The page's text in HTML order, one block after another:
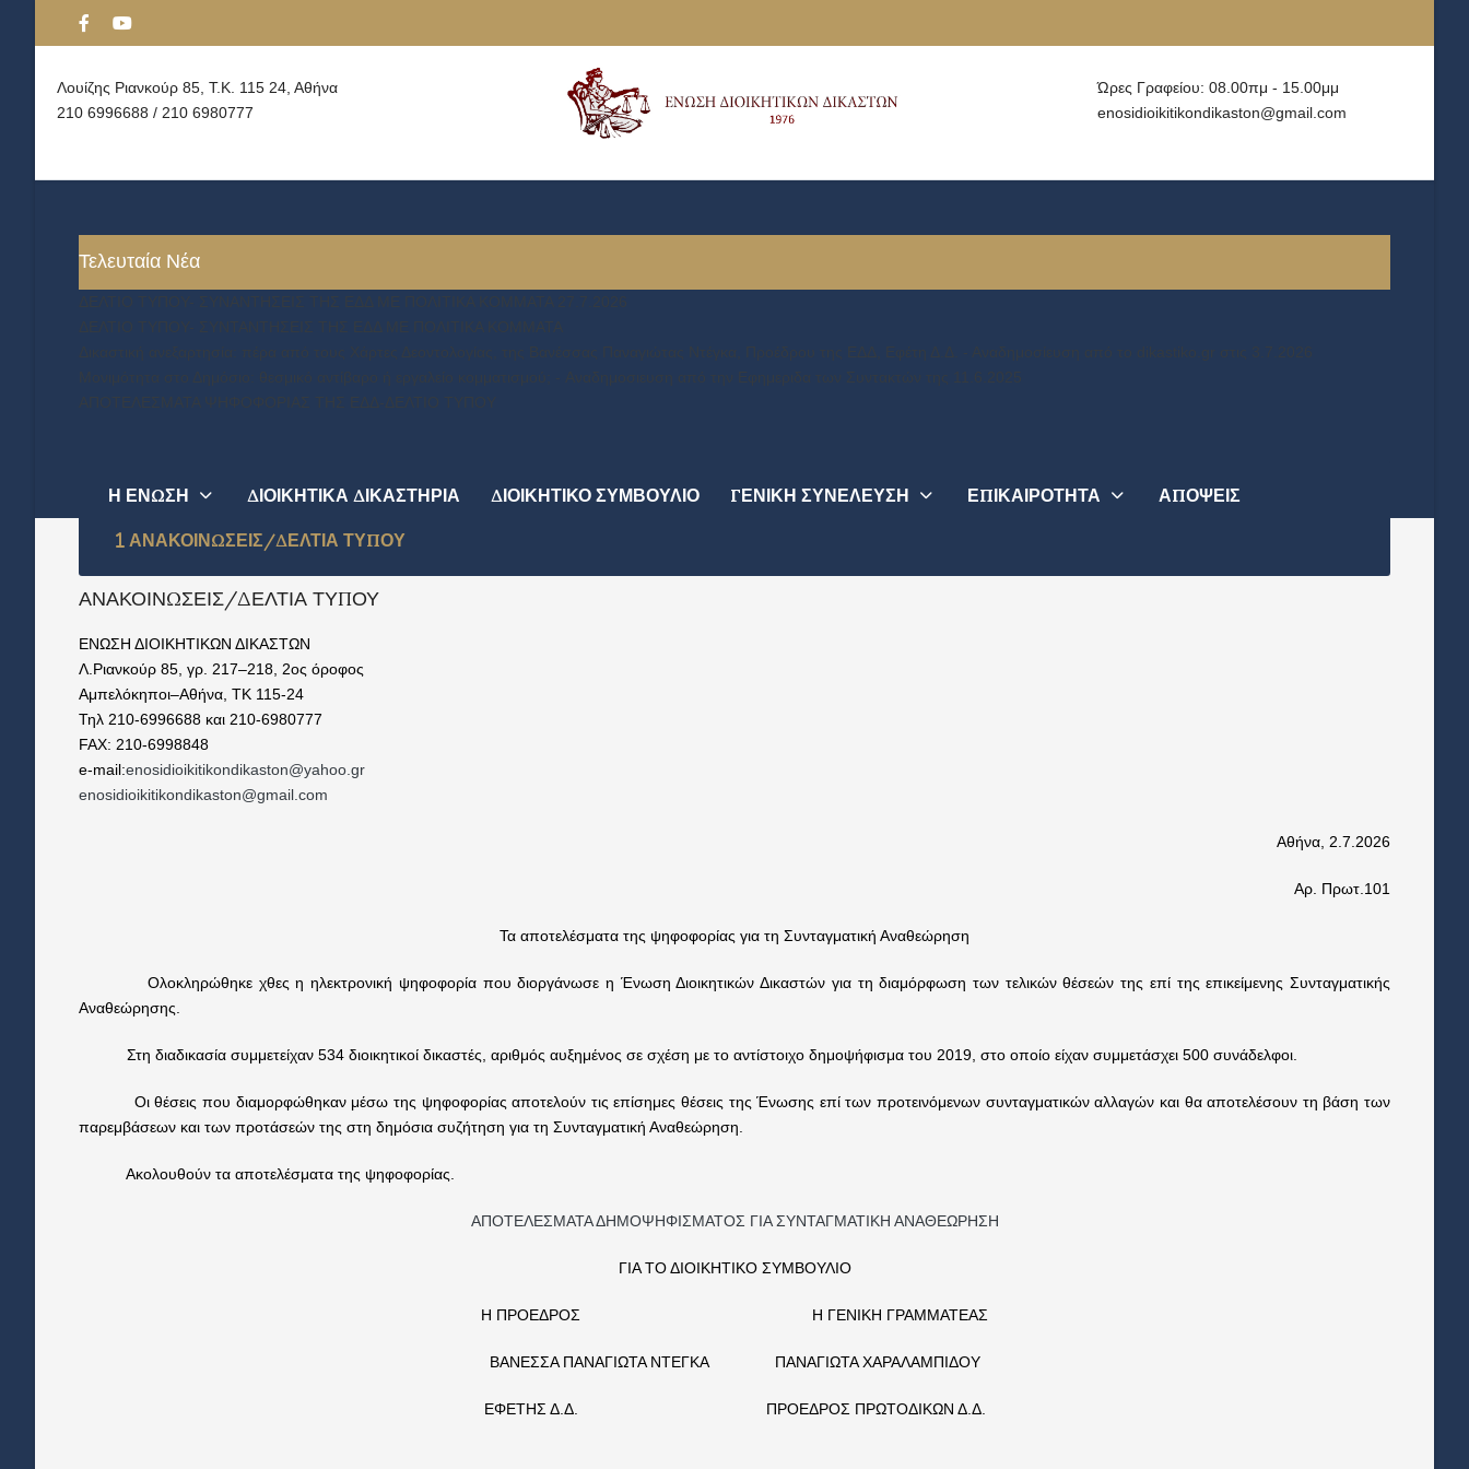
Λουίζης Ριανκούρ 85, Τ.Κ. 115 24, Αθήνα
210 6996688 / 210 6980777
Ώρες Γραφείου: 08.00πμ - 15.00μμ
enosidioikitikondikaston@gmail.com
Τελευταία Νέα
Η ΕΝΩΣΗ ΔΙΟΙΚΗΤΙΚΑ ΔΙΚΑΣΤΗΡΙΑ ΔΙΟΙΚΗΤΙΚΟ ΣΥΜΒΟΥΛΙΟ ΓΕΝΙΚΗ ΣΥΝΕΛΕΥΣΗ ΕΠΙΚΑΙΡΟΤΗΤΑ ΑΠΟΨΕΙΣ
ΑΝΑΚΟΙΝΩΣΕΙΣ/ΔΕΛΤΙΑ ΤΥΠΟΥ
ΑΝΑΚΟΙΝΩΣΕΙΣ/ΔΕΛΤΙΑ ΤΥΠΟΥ
ΕΝΩΣΗ ΔΙΟΙΚΗΤΙΚΩΝ ΔΙΚΑΣΤΩΝ
Λ.Ριανκούρ 85, γρ. 217–218, 2ος όροφος
Αμπελόκηποι–Αθήνα, ΤΚ 115-24
Τηλ 210-6996688 και 210-6980777
FAX: 210-6998848
e-mail:enosidioikitikondikaston@yahoo.gr
enosidioikitikondikaston@gmail.com
Αθήνα, 2.7.2026
Αρ. Πρωτ.101
Τα αποτελέσματα της ψηφοφορίας για τη Συνταγματική Αναθεώρηση
Ολοκληρώθηκε χθες η ηλεκτρονική ψηφοφορία που διοργάνωσε η Ένωση Διοικητικών Δικαστών για τη διαμόρφωση των τελικών θέσεών της επί της επικείμενης Συνταγματικής
Αναθεώρησης.
Στη διαδικασία συμμετείχαν 534 διοικητικοί δικαστές, αριθμός αυξημένος σε σχέση με το αντίστοιχο δημοψήφισμα του 2019, στο οποίο είχαν συμμετάσχει 500 συνάδελφοι.
Οι θέσεις που διαμορφώθηκαν μέσω της ψηφοφορίας αποτελούν τις επίσημες θέσεις της Ένωσης επί των προτεινόμενων συνταγματικών αλλαγών και θα αποτελέσουν τη βάση των
παρεμβάσεων και των προτάσεών της στη δημόσια συζήτηση για τη Συνταγματική Αναθεώρηση.
Ακολουθούν τα αποτελέσματα της ψηφοφορίας.
ΑΠΟΤΕΛΕΣΜΑΤΑ ΔΗΜΟΨΗΦΙΣΜΑΤΟΣ ΓΙΑ ΣΥΝΤΑΓΜΑΤΙΚΗ ΑΝΑΘΕΩΡΗΣΗ
ΓΙΑ ΤΟ ΔΙΟΙΚΗΤΙΚΟ ΣΥΜΒΟΥΛΙΟ
Η ΠΡΟΕΔΡΟΣ Η ΓΕΝΙΚΗ ΓΡΑΜΜΑΤΕΑΣ
ΒΑΝΕΣΣΑ ΠΑΝΑΓΙΩΤΑ ΝΤΕΓΚΑ ΠΑΝΑΓΙΩΤΑ ΧΑΡΑΛΑΜΠΙΔΟΥ
ΕΦΕΤΗΣ Δ.Δ. ΠΡΟΕΔΡΟΣ ΠΡΩΤΟΔΙΚΩΝ Δ.Δ.